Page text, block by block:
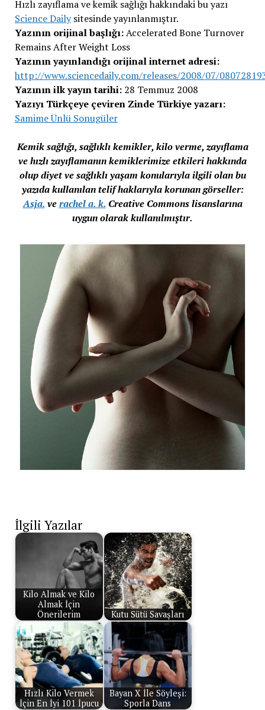
Hızlı zayıflama ve kemik sağlığı hakkındaki bu yazı
Science Dailysitesinde yayınlanmıştır.
Yazının orijinal başlığı:Accelerated Bone Turnover
Remains After Weight Loss
Yazının yayınlandığı orijinal internet adresi:
http://www.sciencedaily.com/releases/2008/07/
Yazının ilk yayın tarihi:28 Temmuz 2008
Yazıyı Türkçeye çeviren Zinde Türkiye yazarı:
Samime Ünlü Sonugüler
Kemik sağlığı, sağlıklı kemikler, kilo verme, zayıflama
ve hızlı zayıflamanın kemiklerimize etkileri hakkında
olup diyet ve sağlıklı yaşam konularıyla ilgili olan bu
yazıda kullanılan telif haklarıyla korunan görseller:
Asja. verachel a. k. Creative Commons lisanslarına
uygun olarak kullanılmıştır.
İlgili Yazılar
Kilo Almak ve Kilo
Almak İçin
Önerilerim
Kutu Sütü Savaşları
Hızlı Kilo Vermek
İçin En İyi 101 İpucu
Bayan X İle Söyleşi:
Sporla Dans